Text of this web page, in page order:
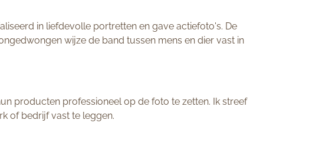
in liefdevolle portretten en gave actiefoto's. De
wijze de band tussen mens en dier vast in
producten professioneel op de foto te zetten. Ik streef
of bedrijf vast te leggen.